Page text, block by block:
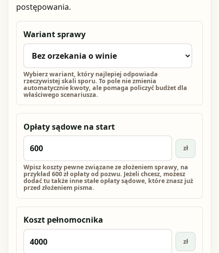
postępowania.
Wariant sprawy
Wybierz wariant, który najlepiej odpowiada
rzeczywistej skali sporu. To pole nie zmienia
automatycznie kwoty, ale pomaga policzyć budżet dla
właściwego scenariusza.
Opłaty sądowe na start
zł
Wpisz koszty pewne związane ze złożeniem sprawy, na
przykład 600 zł opłaty od pozwu. Jeżeli chcesz, możesz
dodać tu także inne stałe opłaty sądowe, które znasz już
przed złożeniem pisma.
Koszt pełnomocnika
zł